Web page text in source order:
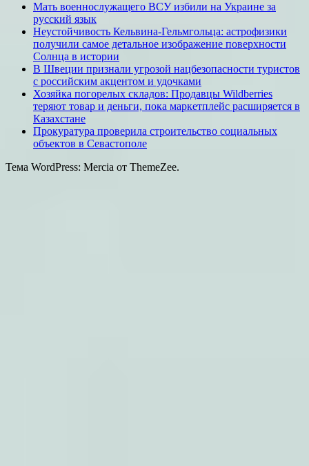
Мать военнослужащего ВСУ избили на Украине за
русский язык
Неустойчивость Кельвина-Гельмгольца: астрофизики
получили самое детальное изображение поверхности
Солнца в истории
В Швеции признали угрозой нацбезопасности туристов
с российским акцентом и удочками
Хозяйка погорелых складов: Продавцы Wildberries
теряют товар и деньги, пока маркетплейс расширяется в
Казахстане
Прокуратура проверила строительство социальных
объектов в Севастополе
Тема WordPress: Mercia от ThemeZee.